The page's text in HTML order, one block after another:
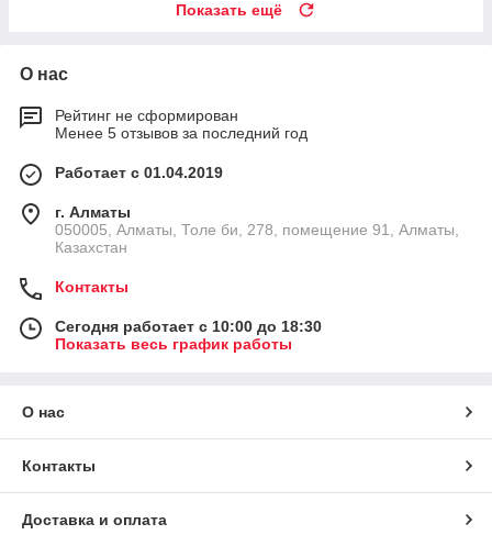
Показать ещё
О нас
Рейтинг не сформирован
Менее 5 отзывов за последний год
Работает с 01.04.2019
г. Алматы
050005, Алматы, Толе би, 278, помещение 91, Алматы,
Казахстан
Контакты
Сегодня работает с 10:00 до 18:30
Показать весь график работы
О нас
Контакты
Доставка и оплата